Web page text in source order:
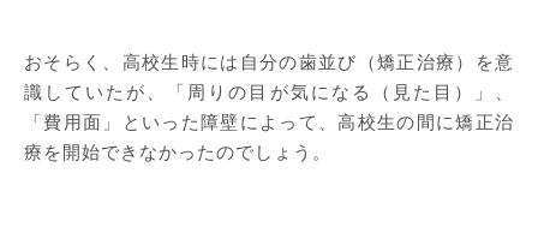
おそらく、高校生時には自分の歯並び（矯正治療）を意
識していたが、「周りの目が気になる（見た目）」、
「費用面」といった障壁によって、高校生の間に矯正治
療を開始できなかったのでしょう。